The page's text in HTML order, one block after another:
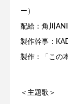
ー）
配給：角川
製作幹事：
製作：「この
＜主題歌＞